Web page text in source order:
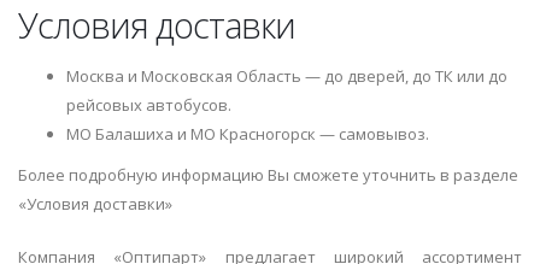
Условия доставки
Москва и Московская Область — до дверей, до ТК или до
рейсовых автобусов.
МО Балашиха и МО Красногорск — самовывоз.
Более подробную информацию Вы сможете уточнить в разделе
«Условия доставки»
Компания «Оптипарт» предлагает широкий ассортимент